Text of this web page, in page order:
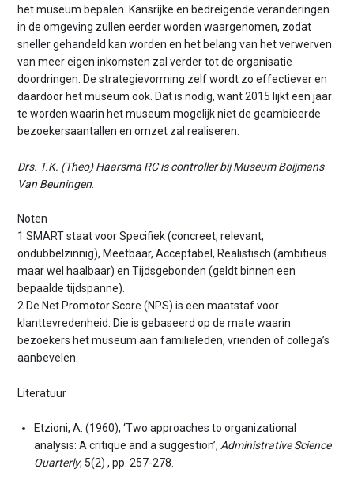
het museum bepalen. Kansrijke en bedreigende veranderingen
in de omgeving zullen eerder worden waargenomen, zodat
sneller gehandeld kan worden en het belang van het verwerven
van meer eigen inkomsten zal verder tot de organisatie
doordringen. De strategievorming zelf wordt zo effectiever en
daardoor het museum ook. Dat is nodig, want 2015 lijkt een jaar
te worden waarin het museum mogelijk niet de geambieerde
bezoekersaantallen en omzet zal realiseren.
Drs. T.K. (Theo) Haarsma RC is controller bij Museum Boijmans
Van Beuningen
Noten
1 SMART staat voor Specifiek (concreet, relevant,
ondubbelzinnig), Meetbaar, Acceptabel, Realistisch (ambitieus
maar wel haalbaar) en Tijdsgebonden (geldt binnen een
bepaalde tijdspanne).
2 De Net Promotor Score (NPS) is een maatstaf voor
klanttevredenheid. Die is gebaseerd op de mate waarin
bezoekers het museum aan familieleden, vrienden of collega’s
aanbevelen.
Literatuur
Etzioni, A. (1960), ‘Two approaches to organizational
analysis: A critique and a suggestion’, Administrative Science
Quarterly, 5(2) , pp. 257-278.